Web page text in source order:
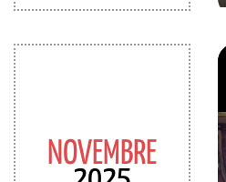
NOVEMBRE